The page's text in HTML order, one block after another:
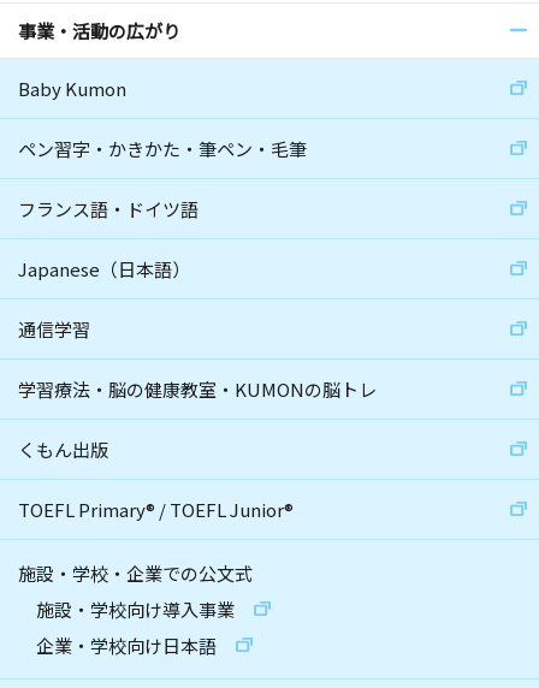
事業・活動の広がり
Baby Kumon
ペン習字・かきかた・筆ペン・毛筆
フランス語・ドイツ語
Japanese（日本語）
通信学習
学習療法・脳の健康教室・KUMONの脳トレ
くもん出版
TOEFL Primary® /TOEFL Junior®
施設・学校・企業での公文式
施設・学校向け導入事業
企業・学校向け日本語